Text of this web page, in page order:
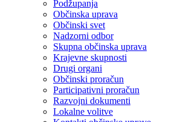
Podžupanja
Občinska uprava
Občinski svet
Nadzorni odbor
Skupna občinska uprava
Krajevne skupnosti
Drugi organi
Občinski proračun
Participativni proračun
Razvojni dokumenti
Lokalne volitve